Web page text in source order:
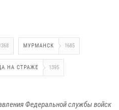
МУРМАНСК 1685
НА СТРАЖЕ 1395
Федеральной службы войск